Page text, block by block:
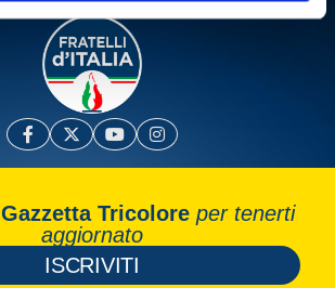
Gazzetta Tricolore per tenerti
aggiornato
ISCRIVITI